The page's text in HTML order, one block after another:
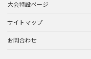
大会特設ページ
サイトマップ
お問合わせ